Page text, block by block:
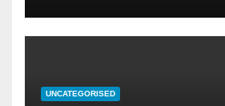
иранской
последствия его
UNCATEGORISED